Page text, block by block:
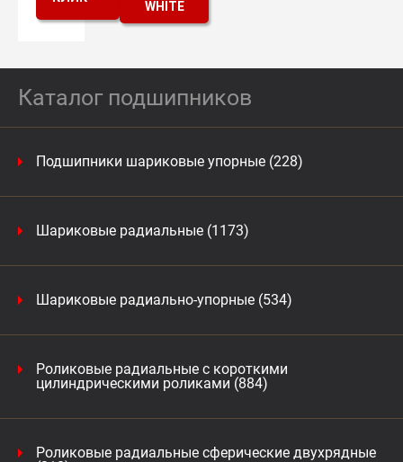
Каталог подшипников
Подшипники шариковые упорные (228)
Шариковые радиальные (1173)
Шариковые радиально-упорные (534)
Роликовые радиальные с короткими
цилиндрическими роликами (884)
Роликовые радиальные сферические двухрядные